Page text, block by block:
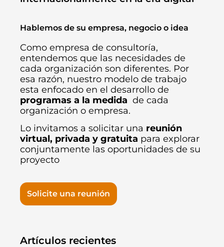
Hablemos de su empresa, negocio o idea
Como empresa de consultoría,
entendemos que las necesidades de
cada organización son diferentes. Por
esa razón, nuestro modelo de trabajo
esta enfocado en el desarrollo de
programas a la medida de cada
organización o empresa.
Lo invitamos a solicitar una reunión
virtual, privada y gratuita para explorar
conjuntamente las oportunidades de su
proyecto
Solicite una reunión
Artículos recientes